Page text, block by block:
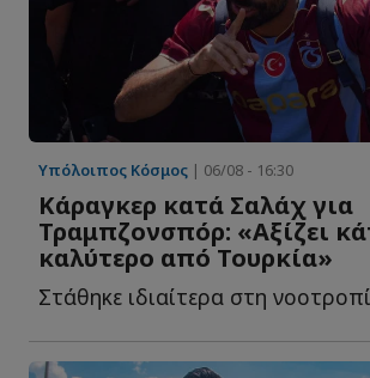
Υπόλοιπος Κόσμος | 06/08 - 16:30
Κάραγκερ κατά Σαλάχ για
Τραμπζονσπόρ: «Αξίζει
καλύτερο από Τουρκία»